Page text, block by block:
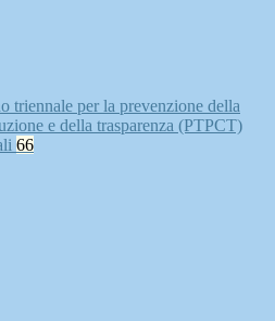
triennale per la prevenzione della
e della trasparenza (PTPCT)
66